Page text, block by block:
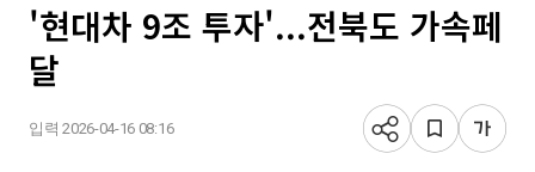
'현대차 9조 투자'...전북도 가속페
달
입력 2026-04-16 08:16